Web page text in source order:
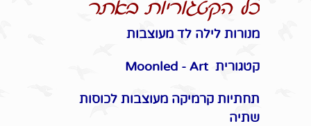
כל הקטגוריות באתר
מנורות לילה לד מעוצבות
קטגורית Moonled - Art
תחתיות קרמיקה מעוצבות לכוסות
שתיה